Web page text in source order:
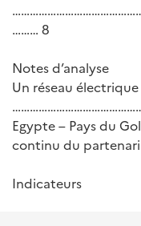
……… 8
Notes d’analyse
Un réseau
Egypte – Pays du
continu du
Indicateurs